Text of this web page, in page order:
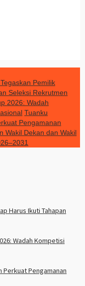
Pemilik
Seleksi Rekrutmen
2026: Wadah
Tuanku
Pengamanan
Wakil Dekan dan Wakil
Harus Ikuti Tahapan
Wadah Kompetisi
Perkuat Pengamanan